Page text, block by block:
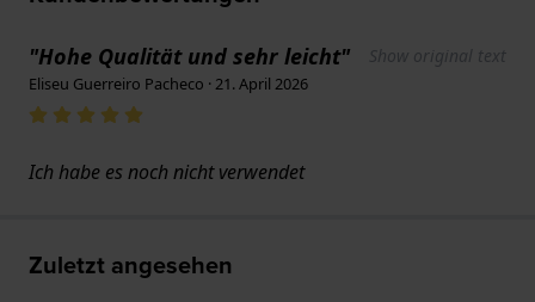
"Hohe Qualität und sehr leicht" Show original text
Eliseu Guerreiro Pacheco · 21. April 2026
Ich habe es noch nicht verwendet
Zuletzt angesehen